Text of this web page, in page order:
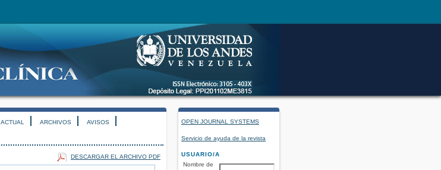
OPEN JOURNAL SYSTEMS
Servicio de ayuda de la revista
USUARIO/A
Nombre de
ACTUAL ARCHIVOS AVISOS
DESCARGAR EL ARCHIVO PDF